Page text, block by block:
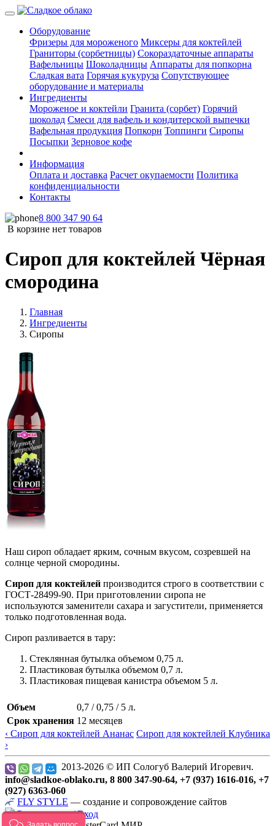
Оборудование
Фризеры для мороженого Миксеры для коктейлей
Граниторы (сорбетницы) Сокораздаточные аппараты
Вафельницы Шоколадницы Аппараты для попкорна
Сладкая вата Горячая кукуруза Сопутствующее
оборудование и материалы
Ингредиенты
Мороженое и коктейли Гранита (сорбет) Горячий
шоколад Смеси для вафель и кондитерской выпечки
Вафельная продукция Попкорн Топпинги Сиропы
Посыпки Зерновое кофе
Информация
Оплата и доставка Расчет окупаемости Политика
конфиденциальности
Контакты
8 800 347 90 64
В корзине нет товаров
Сироп для коктейлей Чёрная
смородина
Главная
Ингредиенты
Сиропы
Наш сироп обладает ярким, сочным вкусом, созревшей на
солнце черной смородины.
Сироп для коктейлей производится строго в соответствии с
ГОСТ-28499-90. При приготовлении сиропа не
используются заменители сахара и загустители, применяется
только подготовленная вода.
Сироп разливается в тару:
Стеклянная бутылка объемом 0,75 л.
Пластиковая бутылка объемом 0,7 л.
Пластиковая пищевая канистра объемом 5 л.
Объем
0,7 / 0,75 / 5 л.
Срок хранения 12 месяцев
‹ Сироп для коктейлей Ананас Сироп для коктейлей Клубника
›
2013-2026 © ИП Сологуб Валерий Игоревич.
info@sladkoe-oblako.ru, 8 800 347-90-64, +7 (937) 1616-016, +7
(927) 6363-060
FLY STYLE — создание и сопровождение сайтов
Регистрация/Вход